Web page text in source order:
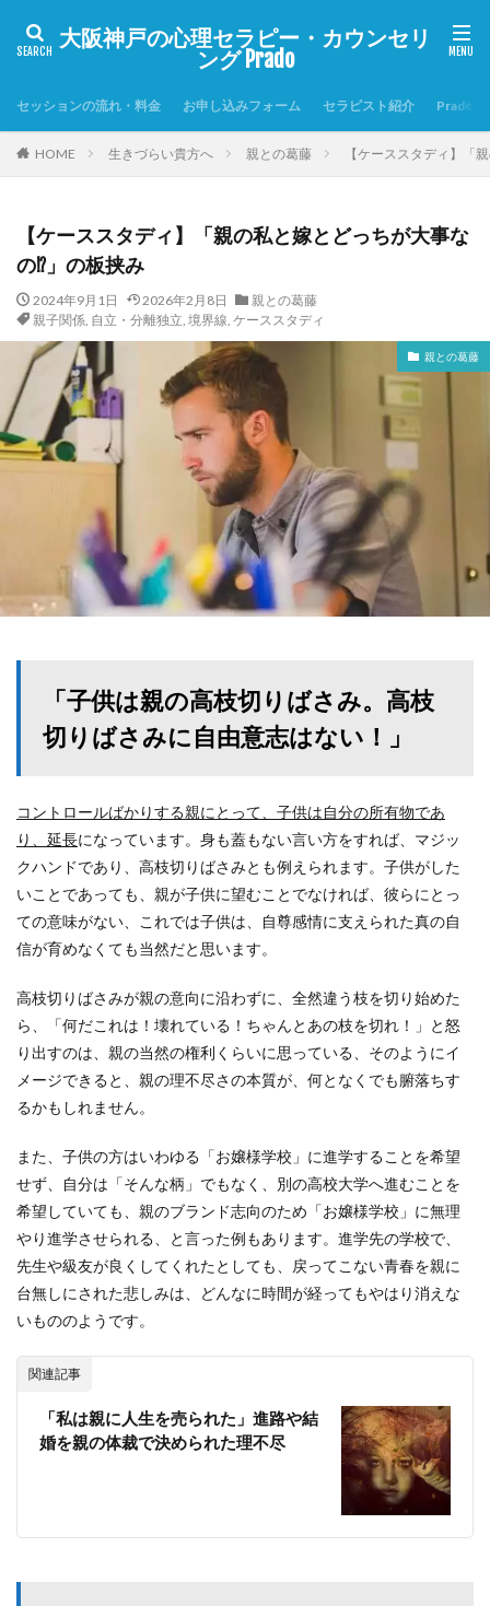
大阪神戸の心理セラピー・カウンセリ
ング Prado
セッションの流れ・料金 お申し込みフォーム セラピスト紹介 Pradoへ
HOME 生きづらい貴方へ 親との葛藤 【ケーススタディ】「
【ケーススタディ】「親の私と嫁とどっちが大事な
の⁉」の板挟み
2024年9月1日 2026年2月8日
親との葛藤
親子関係, 自立・分離独立, 境界線, ケーススタディ
親との葛藤
「子供は親の高枝切りばさみ。高枝
切りばさみに自由意志はない！」
コントロールばかりする親にとって、子供は自分の所有物であ
り、延長になっています。身も蓋もない言い方をすれば、マジッ
クハンドであり、高枝切りばさみとも例えられます。子供がした
いことであっても、親が子供に望むことでなければ、彼らにとっ
ての意味がない、これでは子供は、自尊感情に支えられた真の自
信が育めなくても当然だと思います。
高枝切りばさみが親の意向に沿わずに、全然違う枝を切り始めた
ら、「何だこれは！壊れている！ちゃんとあの枝を切れ！」と怒
り出すのは、親の当然の権利くらいに思っている、そのようにイ
メージできると、親の理不尽さの本質が、何となくでも腑落ちす
るかもしれません。
また、子供の方はいわゆる「お嬢様学校」に進学することを希望
せず、自分は「そんな柄」でもなく、別の高校大学へ進むことを
希望していても、親のブランド志向のため「お嬢様学校」に無理
やり進学させられる、と言った例もあります。進学先の学校で、
先生や級友が良くしてくれたとしても、戻ってこない青春を親に
台無しにされた悲しみは、どんなに時間が経ってもやはり消えな
いもののようです。
関連記事
「私は親に人生を売られた」進路や結
婚を親の体裁で決められた理不尽